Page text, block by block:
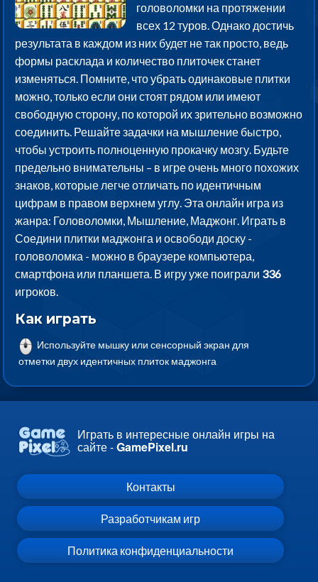
головоломки на протяжении
всех 12 туров. Однако достичь
результата в каждом из них будет не так просто, ведь
формы расклада и количество плиточек станет
изменяться. Помните, что убрать одинаковые плитки
можно, только если они стоят рядом или имеют
свободную сторону, по которой их зрительно возможно
соединить. Решайте задачки на мышление быстро,
чтобы устроить полноценную прокачку мозгу. Будьте
предельно внимательны – в игре очень много похожих
знаков, которые легче отличать по идентичным
цифрам в правом верхнем углу. Эта онлайн игра из
жанра: Головоломки, Мышление, Маджонг. Играть в
Соедини плитки маджонга и освободи доску -
головоломка - можно в браузере компьютера,
смартфона или планшета. В игру уже поиграли 336
игроков.
Как играть
Используйте мышку или сенсорный экран для
отметки двух идентичных плиток маджонга
Играть в интересные онлайн игры на
сайте -GamePixel.ru
Контакты
Разработчикам игр
Политика конфиденциальности